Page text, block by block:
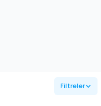
Filtreler